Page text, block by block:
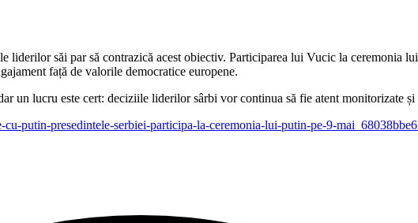
săi par să contrazică acest obiectiv. Participarea lui Vucic la ceremonia
față de valorile democratice europene.
un lucru este cert: deciziile liderilor sârbi vor continua să fie atent monitorizate
putin-presedintele-serbiei-participa-la-ceremonia-lui-putin-pe-9-